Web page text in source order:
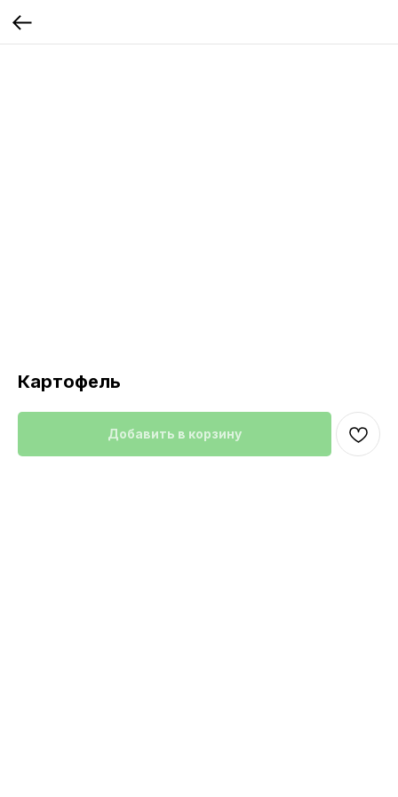
Картофель
Добавить в корзину